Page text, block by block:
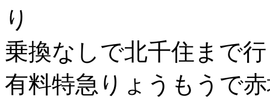
り
乗換なしで北千住まで
有料特急りょうもうで